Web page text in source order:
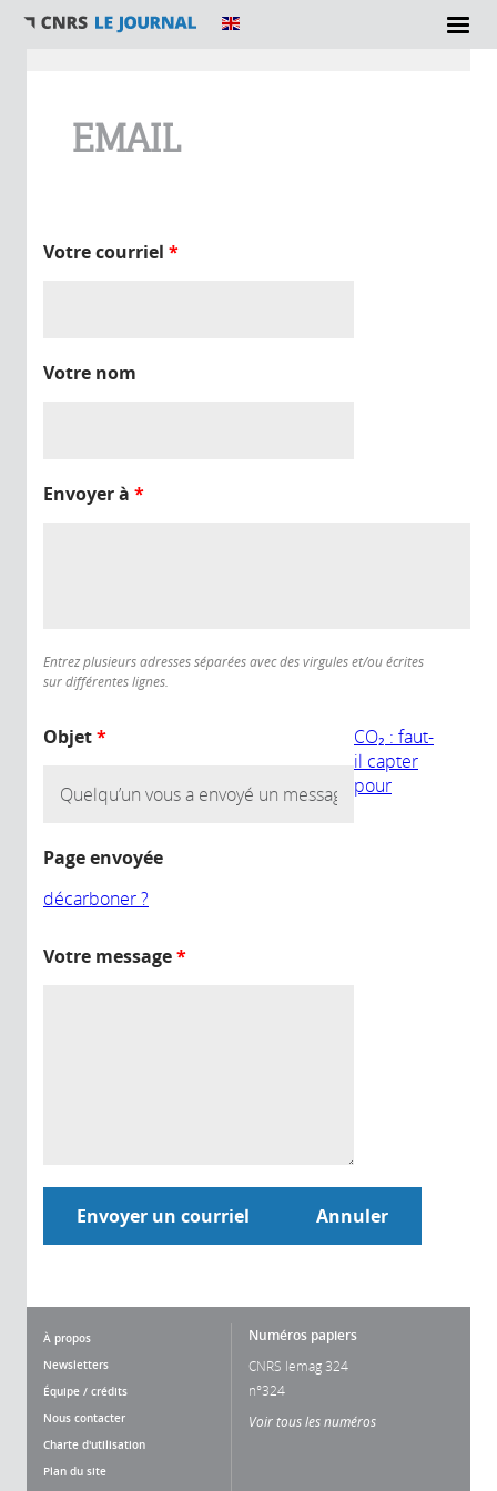
EMAIL
Votre courriel *
Votre nom
Envoyer à *
Entrez plusieurs adresses séparées avec des virgules et/ou écrites
sur différentes lignes.
Objet*
Page envoyée
CO₂ : faut-
il capter
pour
décarboner ?
Votre message*
À propos
Newsletters
Équipe / crédits
Nous contacter
Charte d'utilisation
Plan du site
Numéros papiers
CNRS lemag 324
n°324
Voir tous les numéros